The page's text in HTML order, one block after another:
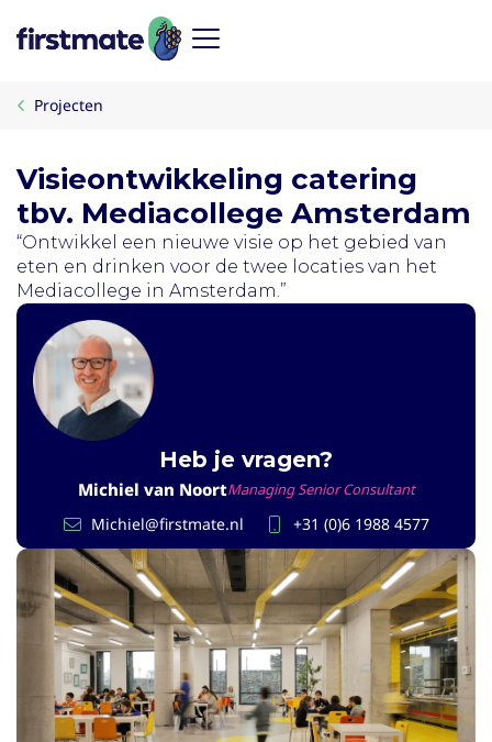
Projecten
Visieontwikkeling catering
tbv. Mediacollege Amsterdam
“Ontwikkel een nieuwe visie op het gebied van
eten en drinken voor de twee locaties van het
Mediacollege in Amsterdam.”
Heb je vragen?
Michiel van NoortManaging Senior Consultant
Michiel@firstmate.nl +31 (0)6 1988 4577